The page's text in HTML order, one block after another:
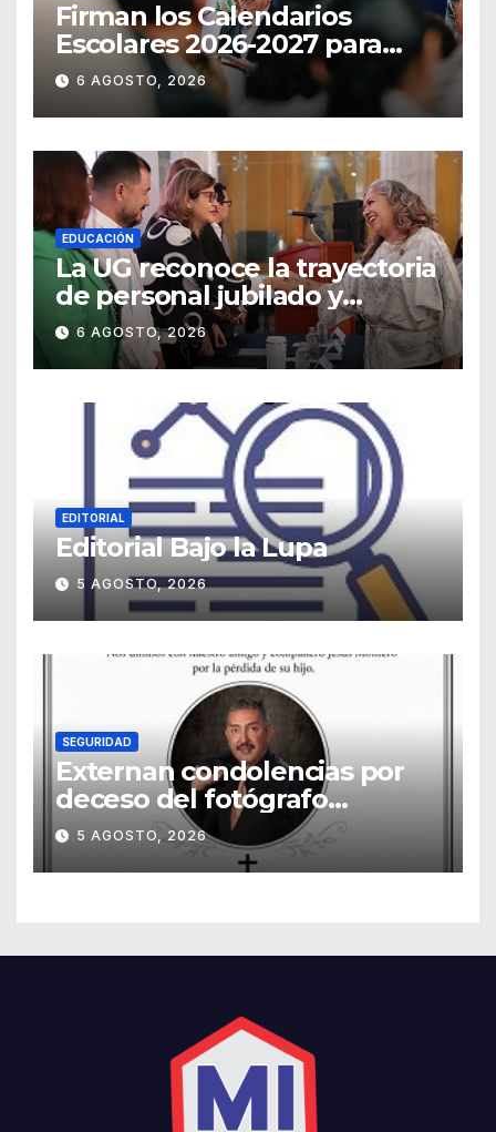
Firman los Calendarios
Escolares 2026-2027 para
Guanajuato
6 AGOSTO, 2026
EDUCACIÓN
La UG reconoce la trayectoria
de personal jubilado y
agradece su legado
6 AGOSTO, 2026
EDITORIAL
Editorial Bajo la Lupa
5 AGOSTO, 2026
SEGURIDAD
Externan condolencias por
deceso del fotógrafo
Emmanuel Montero
5 AGOSTO, 2026